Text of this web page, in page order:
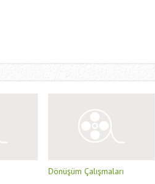
Dönüşüm Çalışmaları